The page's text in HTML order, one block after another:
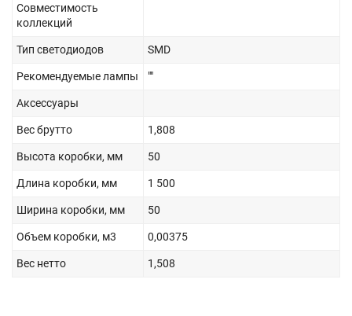
Совместимость
коллекций
Тип светодиодов SMD
Рекомендуемые лампы ""
Аксессуары
Вес брутто 1,808
Высота коробки, мм 50
Длина коробки, мм 1 500
Ширина коробки, мм 50
Объем коробки, м3 0,00375
Вес нетто 1,508